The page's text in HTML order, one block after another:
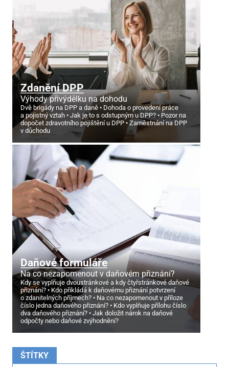
Zdanění DPP
Výhody přivýdělku na dohodu
Dvě brigády na DPP a daně
Dohoda o provedení práce
a pojistný vztah
Jak je to s odstupným u DPP?
Pozor na
dopočet zdravotního pojištění u DPP
Zaměstnání na DPP
v důchodu
Daňové formuláře
Na co nezapomenout v daňovém přiznání?
Kdy se vyplňuje dvoustránkové a kdy čtyřstránkové daňové
přiznání?
Kdo přikládá k daňovému přiznání potvrzení
o zdanitelných příjmech?
Na co nezapomenout v příloze
číslo jedna daňového přiznání?
Kdo vyplňuje přílohu číslo
dva daňového přiznání?
Jak doložit nárok na daňové
odpočty nebo daňové zvýhodnění?
ŠTÍTKY